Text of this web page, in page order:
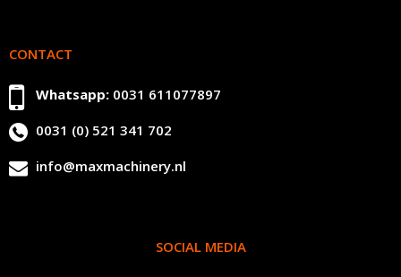
CONTACT
Whatsapp: 0031 611077897
0031 (0) 521 341 702
info@maxmachinery.nl
SOCIAL MEDIA